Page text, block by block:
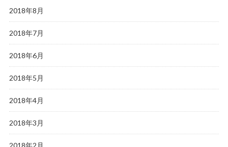
2018年8月
2018年7月
2018年6月
2018年5月
2018年4月
2018年3月
2018年2月